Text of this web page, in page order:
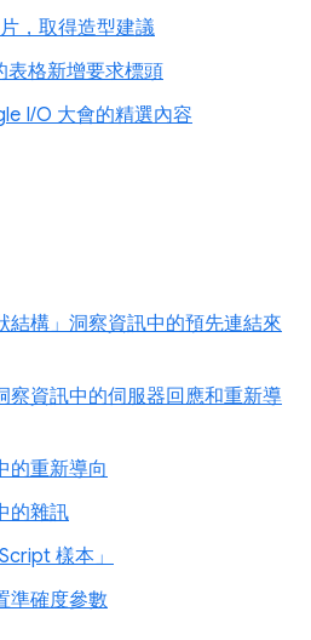
，取得造型建議
格新增要求標頭
I/O 大會的精選內容
結構」洞察資訊中的預先連結來
察資訊中的伺服器回應和重新導
的重新導向
的雜訊
樣本」
準確度參數